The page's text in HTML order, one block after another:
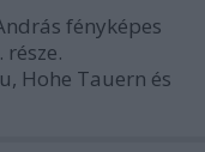
fényképes
Hohe Tauern és